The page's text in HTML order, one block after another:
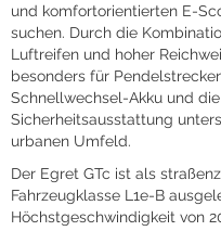
und komfortorientierten E-
suchen. Durch die
Luftreifen und hoher
besonders für
Schnellwechsel-Akku und
Sicherheitsausstattung
urbanen Umfeld.
Der Egret GTc ist als
Fahrzeugklasse L1e-B
Höchstgeschwindigkeit von